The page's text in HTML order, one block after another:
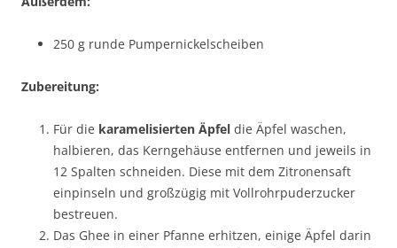
250 g runde Pumpernickelscheiben
Zubereitung:
Für die karamelisierten Äpfel die Äpfel waschen,
halbieren, das Kerngehäuse entfernen und jeweils in
12 Spalten schneiden. Diese mit dem Zitronensaft
einpinseln und großzügig mit Vollrohrpuderzucker
bestreuen.
Das Ghee in einer Pfanne erhitzen, einige Äpfel darin